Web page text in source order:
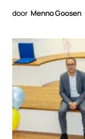
door Menno Goosen